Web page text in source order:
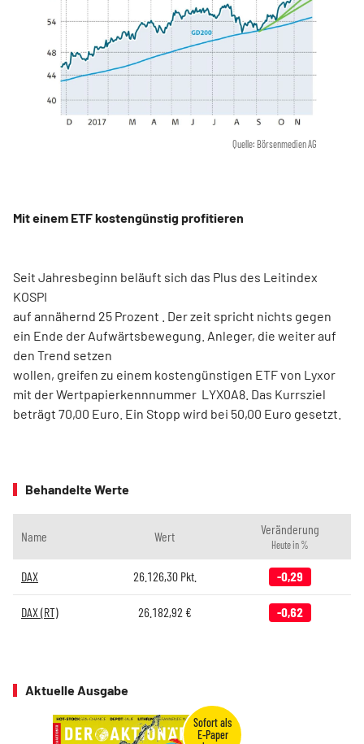
Quelle: Börsenmedien AG
Mit einem ETF kostengünstig profitieren
Seit Jahresbeginn beläuft sich das Plus des Leitindex
KOSPI
auf annähernd 25 Prozent . Der zeit spricht nichts gegen
ein Ende der Aufwärtsbewegung. Anleger, die weiter auf
den Trend setzen
wollen, greifen zu einem kostengünstigen ETF von Lyxor
mit der Wertpapierkennnummer LYX0A8. Das Kurrsziel
beträgt 70,00 Euro. Ein Stopp wird bei 50,00 Euro gesetzt.
Behandelte Werte
Name Wert Veränderung
Heute in %
DAX 26.126,30Pkt. -0,29
DAX (RT) 26.182,92 € -0,62
Aktuelle Ausgabe